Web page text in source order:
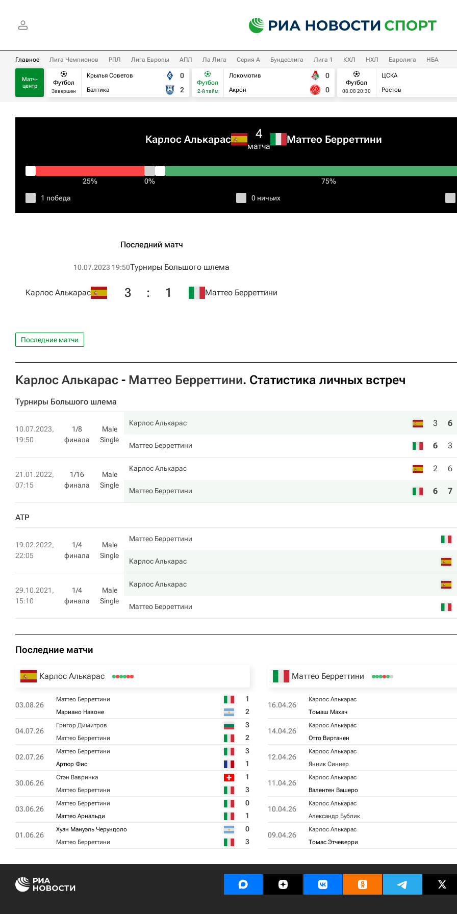
Главное Лига Чемпионов РПЛ Лига Европы АПЛ Ла Лига Серия А Бундеслига Лига 1 КХЛ НХЛ Евролига НБА
Матч-
центр
Футбол
Завершен
Крылья Советов
Балтика
0
2
Футбол
2-й тайм
Локомотив
Акрон
0
0
Футбол
08.08 20:30
ЦСКА
Ростов
Карлос Алькарас 4
матча
Маттео Берреттини
25% 0% 75%
1 победа 0 ничьих
Последний матч
10.07.2023 19:50Турниры Большого шлема
Карлос Алькарас 3 : 1 Маттео Берреттини
Последние матчи
Карлос Алькарас - Маттео Берреттини. Статистика личных встреч
Турниры Большого шлема
10.07.2023,
19:50
1/8
финала
Male
Single
Карлос Алькарас 3 6
Маттео Берреттини 6 3
21.01.2022,
07:15
1/16
финала
Male
Single
Карлос Алькарас 2 6
Маттео Берреттини 6 7
ATP
19.02.2022,
22:05
1/4
финала
Male
Single
Маттео Берреттини
Карлос Алькарас
29.10.2021,
15:10
1/4
финала
Male
Single
Карлос Алькарас
Маттео Берреттини
Последние матчи
Карлос Алькарас
03.08.26
Маттео Берреттини 1
Мариано Навоне 2
04.07.26
Григор Димитров 3
Маттео Берреттини 2
02.07.26
Маттео Берреттини 3
Артюр Фис 1
30.06.26
Стэн Вавринка 1
Маттео Берреттини 3
03.06.26
Маттео Берреттини 0
Маттео Арнальди 1
01.06.26
Хуан Мануэль Черундоло 0
Маттео Берреттини 3
Маттео Берреттини
16.04.26
Карлос Алькарас
Томаш Махач
14.04.26
Карлос Алькарас
Отто Виртанен
12.04.26
Карлос Алькарас
Янник Синнер
11.04.26
Карлос Алькарас
Валентен Вашеро
10.04.26
Карлос Алькарас
Александр Бублик
09.04.26
Карлос Алькарас
Томас Этчеверри